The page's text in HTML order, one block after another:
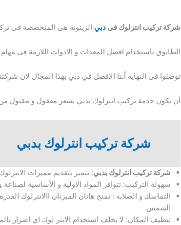
شركة تركيب انترلوك فى دبي الزيتونة هى المتخصصة فى
الطابوق باستخدام افضل المعدات و الادوات اللازمة فى
توصلوا فى النهاية أننا الافضل في دبي بهذا المجال لان
أن تكون خدمة تركيب انترلوك بدبي بسعر معقول و مقبول من
شركة تركيب انترلوك بدبي
شركة تركيب انترلوك بدبي: تتميز بتقديم مميزات
سهولة التركيب: تتوافر المواد الاولية و الأساسية
التماسك و الصلابة : تمنح هاتان الميزتان االانترلوك
الشمس.
تنظيف المكان: لا يخلف استخدام الانتر لوك اي اضرار